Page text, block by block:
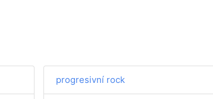
progresivní rock